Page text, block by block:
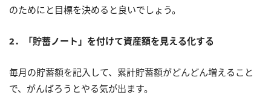
のためにと目標を決めると良いでしょう。
2．「貯蓄ノート」を付けて資産額を見える化する
毎月の貯蓄額を記入して、累計貯蓄額がどんどん増えること
で、がんばろうとやる気が出ます。